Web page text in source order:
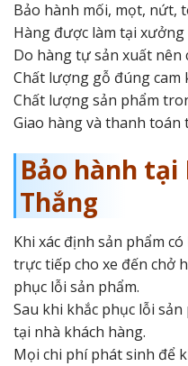
Bảo hành mối, mọt, nứt,
Hàng được làm tại
Do hàng tự sản xuất nên
Chất lượng gỗ đúng cam
Chất lượng sản phẩm
Giao hàng và thanh toán
Bảo hành tại
Thắng
Khi xác định sản phẩm
trực tiếp cho xe đến chở
phục lỗi sản phẩm.
Sau khi khắc phục lỗi
tại nhà khách hàng.
Mọi chi phí phát sinh để